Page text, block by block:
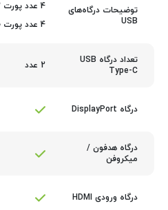
توضیحات درگاه‌های
USB
4 عدد پورت USB 3.2
4 عدد پورت USB 2.0
تعداد درگاه USB
Type-C
2 عدد
درگاه DisplayPort
درگاه هدفون /
میکروفن
درگاه ورودی HDMI